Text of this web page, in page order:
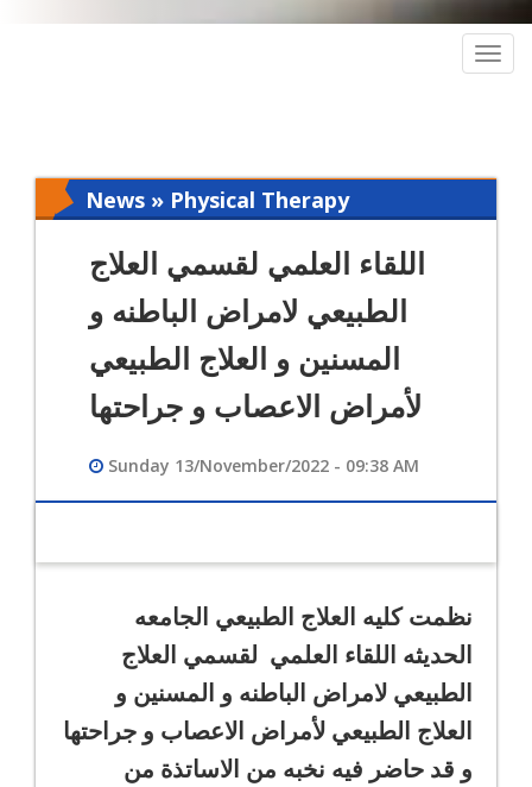
News » Physical Therapy
اللقاء العلمي لقسمي العلاج
الطبيعي لامراض الباطنه و
المسنين و العلاج الطبيعي
لأمراض الاعصاب و جراحتها
Sunday 13/November/2022 - 09:38 AM
نظمت كليه العلاج الطبيعي الجامعه
الحديثه اللقاء العلمي لقسمي العلاج
الطبيعي لامراض الباطنه و المسنين و
العلاج الطبيعي لأمراض الاعصاب و جراحتها
و قد حاضر فيه نخبه من الاساتذة من